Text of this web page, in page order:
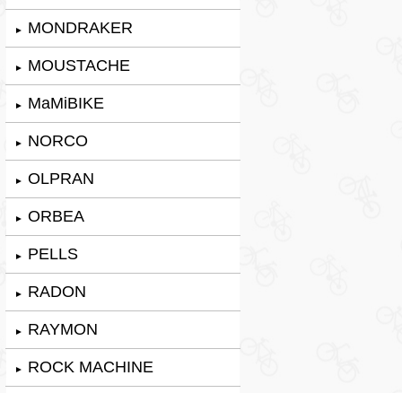
► MONDRAKER
► MOUSTACHE
► MaMiBIKE
► NORCO
► OLPRAN
► ORBEA
► PELLS
► RADON
► RAYMON
► ROCK MACHINE